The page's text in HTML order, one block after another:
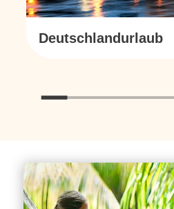
Deutschlandurlaub